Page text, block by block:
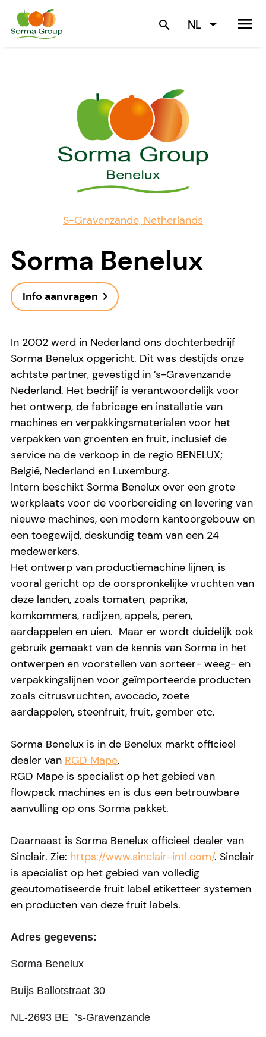
search NL menu
S-Gravenzande, Netherlands
Sorma Benelux
Info aanvragen navigate_next
In 2002 werd in Nederland ons dochterbedrijf
Sorma Benelux opgericht. Dit was destijds onze
achtste partner, gevestigd in ’s-Gravenzande
Nederland. Het bedrijf is verantwoordelijk voor
het ontwerp, de fabricage en installatie van
machines en verpakkingsmaterialen voor het
verpakken van groenten en fruit, inclusief de
service na de verkoop in de regio BENELUX;
België, Nederland en Luxemburg.
Intern beschikt Sorma Benelux over een grote
werkplaats voor de voorbereiding en levering van
nieuwe machines, een modern kantoorgebouw en
een toegewijd, deskundig team van een 24
medewerkers.
Het ontwerp van productiemachine lijnen, is
vooral gericht op de oorspronkelijke vruchten van
deze landen, zoals tomaten, paprika,
komkommers, radijzen, appels, peren,
aardappelen en uien. Maar er wordt duidelijk ook
gebruik gemaakt van de kennis van Sorma in het
ontwerpen en voorstellen van sorteer- weeg- en
verpakkingslijnen voor geïmporteerde producten
zoals citrusvruchten, avocado, zoete
aardappelen, steenfruit, fruit, gember etc.
Sorma Benelux is in de Benelux markt officieel
dealer van RGD Mape.
RGD Mape is specialist op het gebied van
flowpack machines en is dus een betrouwbare
aanvulling op ons Sorma pakket.
Daarnaast is Sorma Benelux officieel dealer van
Sinclair. Zie: https://www.sinclair-intl.com/. Sinclair
is specialist op het gebied van volledig
geautomatiseerde fruit label etiketteer systemen
en producten van deze fruit labels.
Adres gegevens:
Sorma Benelux
Buijs Ballotstraat 30
NL-2693 BE ’s-Gravenzande